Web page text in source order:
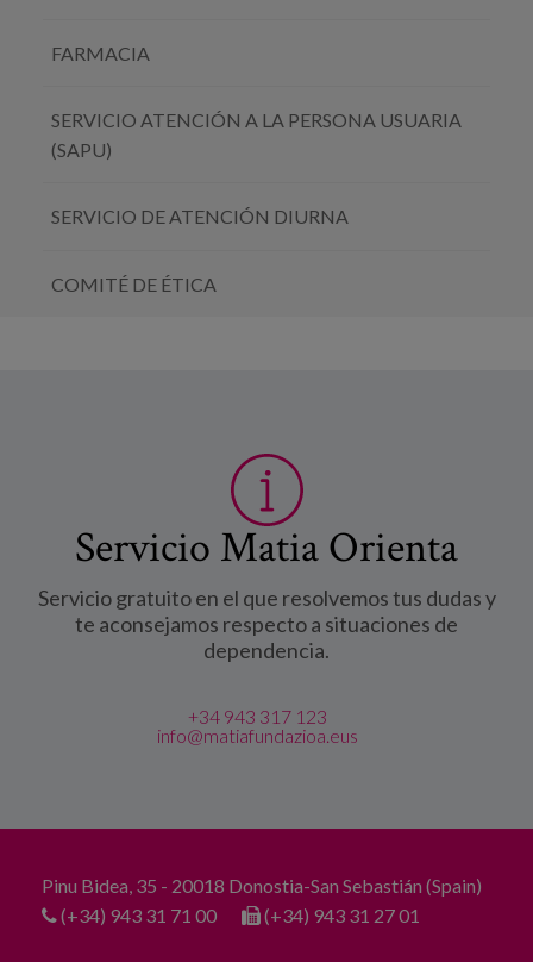
FARMACIA
SERVICIO ATENCIÓN A LA PERSONA USUARIA
(SAPU)
SERVICIO DE ATENCIÓN DIURNA
COMITÉ DE ÉTICA
Servicio Matia Orienta
Servicio gratuito en el que resolvemos tus dudas y
te aconsejamos respecto a situaciones de
dependencia.
+34 943 317 123
info@matiafundazioa.eus
Pinu Bidea, 35 - 20018 Donostia-San Sebastián (Spain)
(+34) 943 31 71 00
(+34) 943 31 27 01